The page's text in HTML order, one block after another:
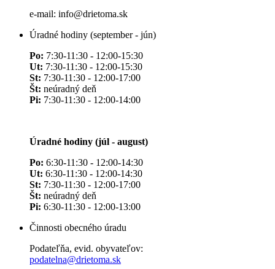
e-mail: info@drietoma.sk
Úradné hodiny (september - jún)
Po: 7:30-11:30 - 12:00-15:30
Ut: 7:30-11:30 - 12:00-15:30
St: 7:30-11:30 - 12:00-17:00
Št: neúradný deň
Pi: 7:30-11:30 - 12:00-14:00
Úradné hodiny (júl - august)
Po: 6:30-11:30 - 12:00-14:30
Ut: 6:30-11:30 - 12:00-14:30
St: 7:30-11:30 - 12:00-17:00
Št: neúradný deň
Pi: 6:30-11:30 - 12:00-13:00
Činnosti obecného úradu
Podateľňa, evid. obyvateľov:
podatelna@drietoma.sk